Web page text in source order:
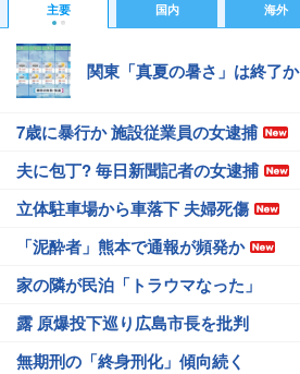
主要 国内 海外
関東「真夏の暑さ」は終了か
7歳に暴行か 施設従業員の女逮捕
夫に包丁? 毎日新聞記者の女逮捕
立体駐車場から車落下 夫婦死傷
「泥酔者」熊本で通報が頻発か
家の隣が民泊「トラウマなった」
露 原爆投下巡り広島市長を批判
無期刑の「終身刑化」傾向続く